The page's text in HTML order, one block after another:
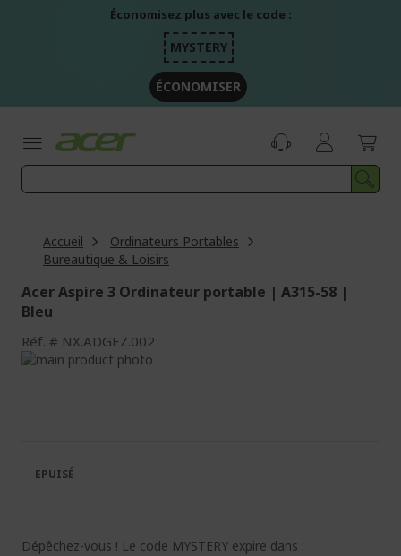
Économisez plus avec le code :
MYSTERY
ÉCONOMISER
Accueil
Ordinateurs Portables
Bureautique & Loisirs
Acer Aspire 3 Ordinateur portable | A315-58 |
Bleu
Réf. NX.ADGEZ.002
Passer
galerie
d’images
Galerie
d’images
Dépêchez-vous ! Le code MYSTERY expire dans :
EPUISÉ